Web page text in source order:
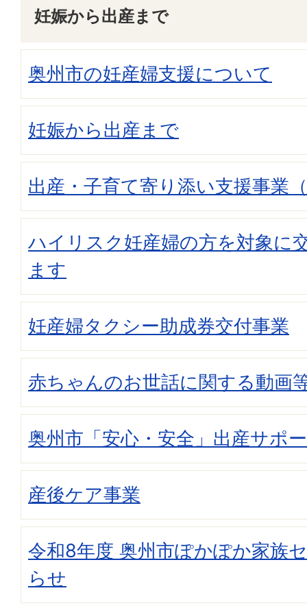
妊娠から出産まで
奥州市の妊産婦支援について
妊娠から出産まで
出産・子育て寄り添い支援事業
ハイリスク妊産婦の方を対象に
ます
妊産婦タクシー助成券交付事業
赤ちゃんのお世話に関する動画
奥州市「安心・安全」出産サポ
産後ケア事業
令和8年度 奥州市ぽかぽか家族
らせ